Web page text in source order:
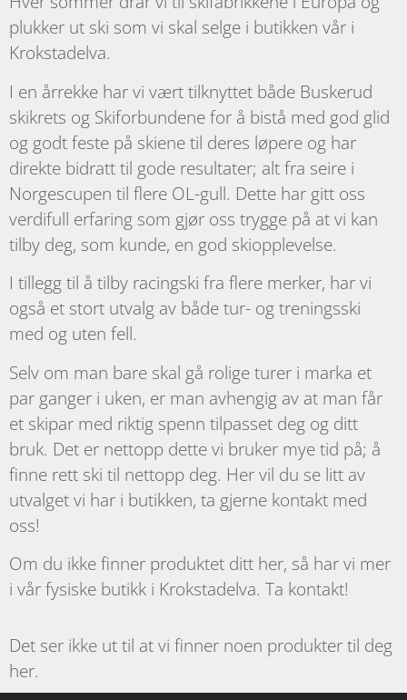
plukker ut ski som vi skal selge i butikken vår i
Krokstadelva.
I en årrekke har vi vært tilknyttet både Buskerud
skikrets og Skiforbundene for å bistå med god glid
og godt feste på skiene til deres løpere og har
direkte bidratt til gode resultater; alt fra seire i
Norgescupen til flere OL-gull. Dette har gitt oss
verdifull erfaring som gjør oss trygge på at vi kan
tilby deg, som kunde, en god skiopplevelse.
I tillegg til å tilby racingski fra flere merker, har vi
også et stort utvalg av både tur- og treningsski
med og uten fell.
Selv om man bare skal gå rolige turer i marka et
par ganger i uken, er man avhengig av at man får
et skipar med riktig spenn tilpasset deg og ditt
bruk. Det er nettopp dette vi bruker mye tid på; å
finne rett ski til nettopp deg. Her vil du se litt av
utvalget vi har i butikken, ta gjerne kontakt med
oss!
Om du ikke finner produktet ditt her, så har vi mer
i vår fysiske butikk i Krokstadelva. Ta kontakt!
Det ser ikke ut til at vi finner noen produkter til deg
her.